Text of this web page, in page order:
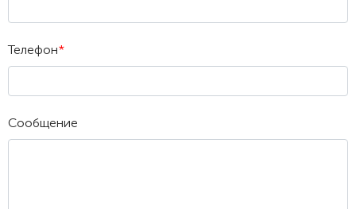
Телефон*
Сообщение